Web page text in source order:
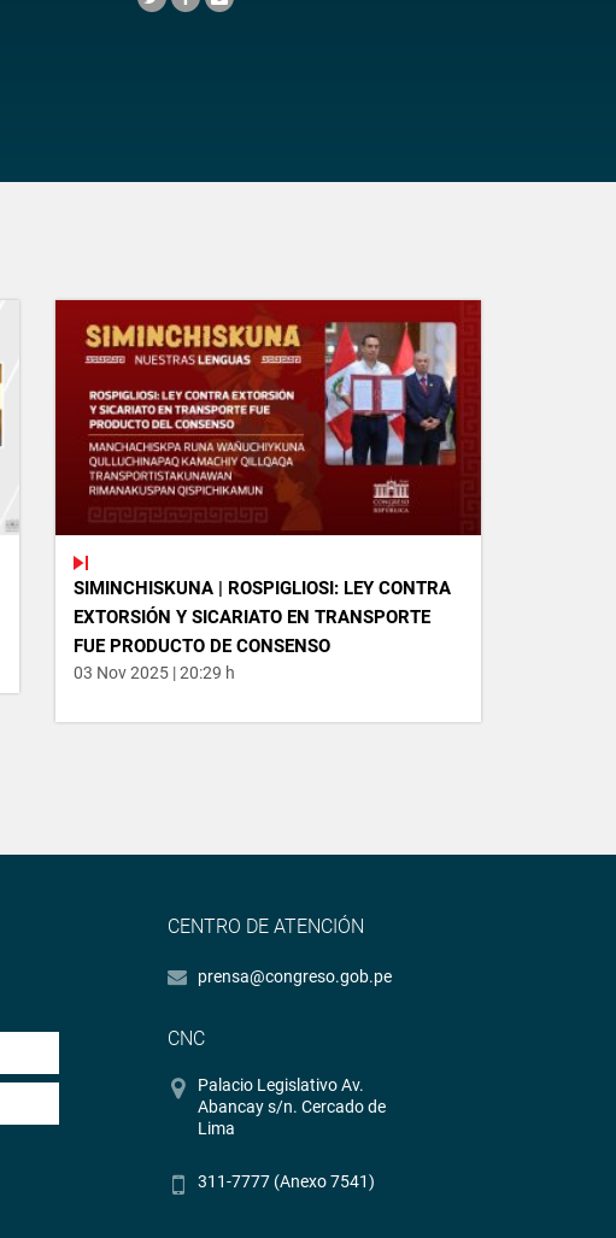
SIMINCHISKUNA | ROSPIGLIOSI: LEY CONTRA
EXTORSIÓN Y SICARIATO EN TRANSPORTE
FUE PRODUCTO DE CONSENSO
03 Nov 2025 | 20:29 h
CENTRO DE ATENCIÓN
prensa@congreso.gob.pe
CNC
Palacio Legislativo Av.
Abancay s/n. Cercado de
Lima
311-7777 (Anexo 7541)